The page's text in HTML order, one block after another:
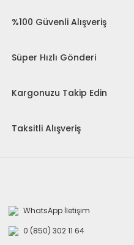
%100 Güvenli Alışveriş
Süper Hızlı Gönderi
Kargonuzu Takip Edin
Taksitli Alışveriş
WhatsApp İletişim
0 (850) 302 11 64